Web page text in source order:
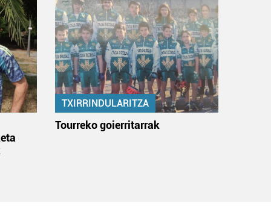
TXIRRINDULARITZA
Tourreko goierritarrak